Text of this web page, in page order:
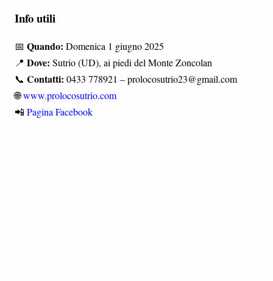
Info utili
📅 Quando: Domenica 1 giugno 2025
📍 Dove: Sutrio (UD), ai piedi del Monte Zoncolan
📞 Contatti: 0433 778921 – prolocosutrio23@gmail.com
🌐www.prolocosutrio.com
📲 Pagina Facebook